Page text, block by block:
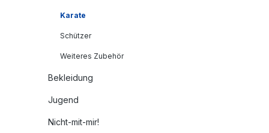
Karate
Schützer
Weiteres Zubehör
Bekleidung
Jugend
Nicht-mit-mir!